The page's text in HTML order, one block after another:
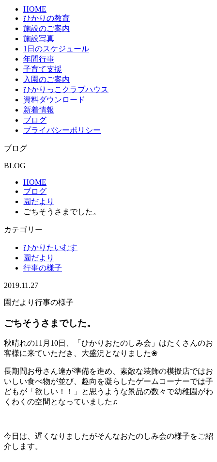
HOME
ひかりの教育
施設のご案内
施設写真
1日のスケジュール
年間行事
子育て支援
入園のご案内
ひかりっこクラブハウス
資料ダウンロード
新着情報
ブログ
プライバシーポリシー
ブログ
BLOG
HOME
ブログ
園だより
ごちそうさまでした。
カテゴリー
ひかりたいむす
園だより
行事の様子
2019.11.27
園だより 行事の様子
ごちそうさまでした。
秋晴れの11月10日、「ひかりおたのしみ会」はたくさんのお
客様に来ていただき、大盛況となりました❀
長期間お母さん達が準備を進め、素敵な装飾の模擬店ではお
いしい食べ物が並び、趣向を凝らしたゲームコーナーでは子
どもが「欲しい！！」と思うような景品の数々で幼稚園がわ
くわくの空間となっていました♫
今日は、遅くなりましたがそんなおたのしみ会の様子をご紹
介します。